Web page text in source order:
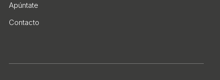
Apúntate
Contacto